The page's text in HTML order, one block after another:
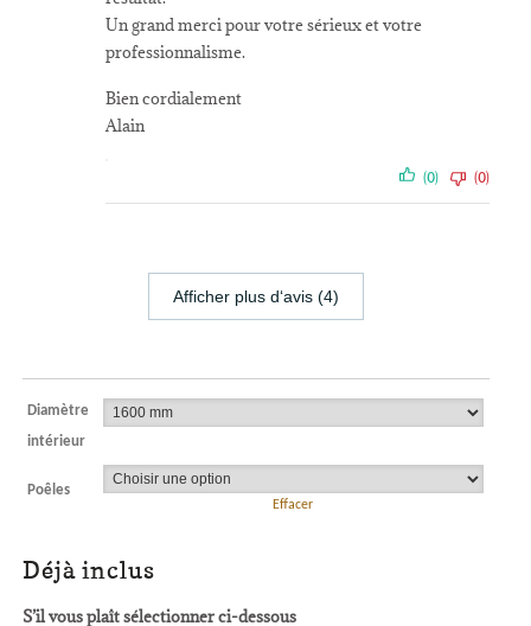
Un grand merci pour votre sérieux et votre
professionnalisme.
Bien cordialement
Alain
(0) (0)
Afficher plus d‘avis (4)
Diamètre
intérieur
Poêles
Effacer
Déjà inclus
S’il vous plaît sélectionner ci-dessous